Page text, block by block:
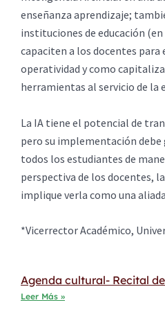
enseñanza aprendizaje;
instituciones de educación
capaciten a los docentes para
operatividad y como
herramientas al servicio de la
La IA tiene el potencial de
pero su implementación
todos los estudiantes de
perspectiva de los docentes,
implique verla como una
*Vicerrector Académico,
Agenda cultural- Recital
Leer Más »